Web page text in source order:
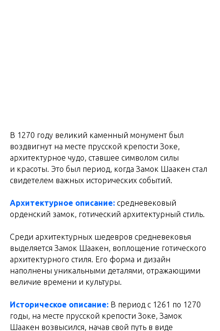
В 1270 году великий каменный монумент был
воздвигнут на месте прусской крепости Зоке,
архитектурное чудо, ставшее символом силы
и красоты. Это был период, когда Замок Шаакен стал
свидетелем важных исторических событий.
Архитектурное описание: средневековый
орденский замок, готический архитектурный стиль.
Среди архитектурных шедевров средневековья
выделяется Замок Шаакен, воплощение готического
архитектурного стиля. Его форма и дизайн
наполнены уникальными деталями, отражающими
величие времени и культуры.
Историческое описание: В период с 1261 по 1270
годы, на месте прусской крепости Зоке, Замок
Шаакен возвысился, начав свой путь в виде